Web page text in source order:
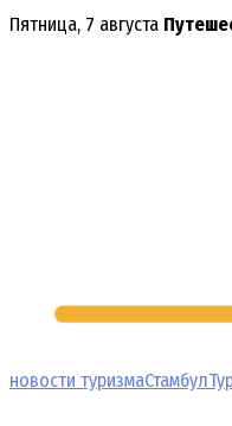
Перейти
Пятница, 7 августа
новости туризмаСтамбул